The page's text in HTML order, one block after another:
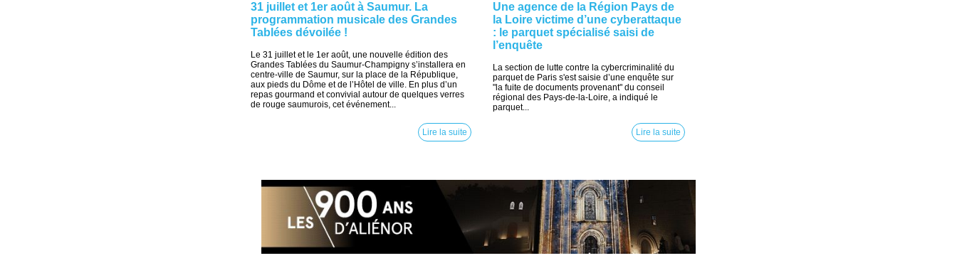
31 juillet et 1er août à Saumur. La
programmation musicale des Grandes
Tablées dévoilée !
Le 31 juillet et le 1er août, une nouvelle édition des
Grandes Tablées du Saumur-Champigny s’installera en
centre-ville de Saumur, sur la place de la République,
aux pieds du Dôme et de l’Hôtel de ville. En plus d’un
repas gourmand et convivial autour de quelques verres
de rouge saumurois, cet événement...
Lire la suite
Une agence de la Région Pays de
la Loire victime d’une cyberattaque
: le parquet spécialisé saisi de
l’enquête
La section de lutte contre la cybercriminalité du
parquet de Paris s'est saisie d’une enquête sur
"la fuite de documents provenant" du conseil
régional des Pays-de-la-Loire, a indiqué le
parquet...
Lire la suite